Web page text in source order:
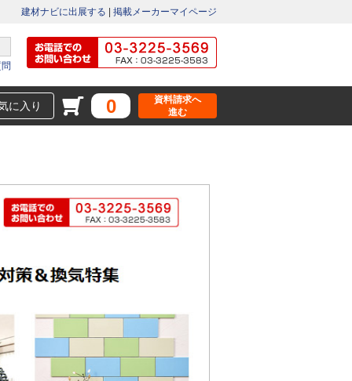
建材ナビに出展する 掲載メーカーマイページ
に入り 0
資料請求へ
進む